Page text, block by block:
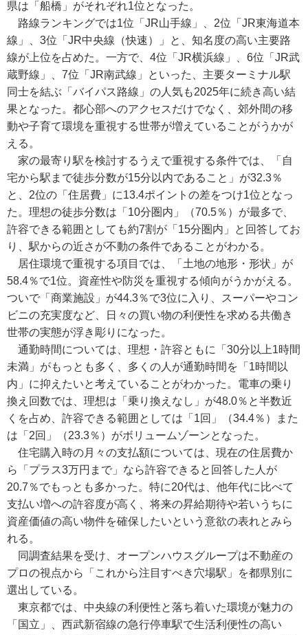
県は「船橋」がそれぞれ1位となった。
路線ランキングでは1位「JR山手線」、2位「JR東海道本
線」、3位「JR中央線（快速）」と、知名度の高い主要路
線が上位を占めた。一方で、4位「JR横浜線」、6位「JR武
蔵野線」、7位「JR南武線」といった、主要ターミナル駅
同士を結ぶ「バイパス路線」の人気も2025年に続き高い結
果となった。都心部へのアクセスだけでなく、郊外間の移
動や子育て環境を重視する世帯が増えていることがうかが
える。
家の最寄り駅を検討するうえで重視する条件では、「自
宅から駅まで徒歩分数が15分以内であること」が32.3％
と、2位の「住居費」に13.4ポイントの差をつけ1位となっ
た。理想の徒歩分数は「10分圏内」（70.5％）が最多で、
許容できる範囲としても約7割が「15分圏内」と回答してお
り、駅からの近さが不動の条件であることがわかる。
居住環境で重視する項目では、「土地の地形・形状」が
58.4％で1位。資産性や防災を重視する傾向がうかがえる。
ついで「商業施設」が44.3％で3位に入り、スーパーやコン
ビニの充実度など、日々の買い物の利便性を求める共働き
世帯の実態が浮き彫りになった。
通勤時間については、理想・許容ともに「30分以上1時間
未満」がもっとも多く、多くの人が通勤時間を「1時間以
内」に抑えたいと考えていることがわかった。電車の乗り
換え回数では、理想は「乗り換えなし」が48.0％と半数近
くを占め、許容できる範囲としては「1回」（34.4％）また
は「2回」（23.3％）がボリュームゾーンとなった。
住宅購入時の月々の支払額については、現在の住居費か
ら「プラス3万円まで」なら許容できると回答した人が
20.7％でもっとも多かった。特に20代は、他年代に比べて
支払い増への許容度が高く、将来の昇給期待や若いうちに
資産価値の高い物件を確保したいという意欲の表れとみら
れる。
同調査結果を受け、オープンハウスグループは不動産の
プロの視点から「これから注目すべき穴場駅」を都県別に
選出している。
東京都では、中央線の利便性と落ち着いた環境が魅力の
「国立」、西武新宿線の急行停車駅で生活利便性の高い